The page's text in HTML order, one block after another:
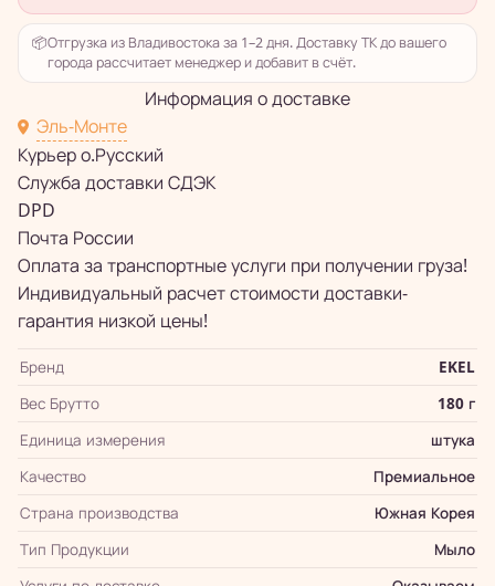
📦Отгрузка из Владивостока за 1–2 дня. Доставку ТК до вашего
города рассчитает менеджер и добавит в счёт.
Информация о доставке
Эль-Монте
Курьер о.Русский
Служба доставки СДЭК
DPD
Почта России
Оплата за транспортные услуги при получении груза!
Индивидуальный расчет стоимости доставки-
гарантия низкой цены!
Бренд
EKEL
Вес Брутто
180 г
Единица измерения
штука
Качество
Премиальное
Страна производства
Южная Корея
Тип Продукции
Мыло